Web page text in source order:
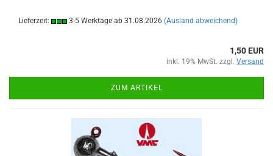
Lieferzeit: 3-5 Werktage ab 31.08.2026 (Ausland abweichend)
1,50 EUR
inkl. 19% MwSt. zzgl. Versand
ZUM ARTIKEL